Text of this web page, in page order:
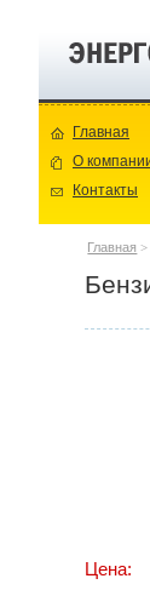
Главная
О
Контакты
Главная >
Цена: